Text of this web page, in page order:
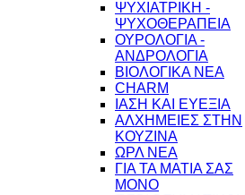
ΨΥΧΙΑΤΡΙΚΗ -
ΨΥΧΟΘΕΡΑΠΕΙΑ
ΟΥΡΟΛΟΓΙΑ -
ΑΝΔΡΟΛΟΓΙΑ
ΒΙΟΛΟΓΙΚΑ ΝΕΑ
CHARM
ΙΑΣΗ ΚΑΙ ΕΥΕΞΙΑ
ΑΛΧΗΜΕΙΕΣ ΣΤΗΝ
ΚΟΥΖΙΝΑ
ΩΡΛ ΝEA
ΓΙΑ ΤΑ ΜΑΤΙΑ ΣΑΣ
ΜΟΝΟ